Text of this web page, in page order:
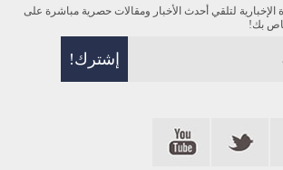
لتلقي أحدث الأخبار ومقالات حصرية مباشرة على
بك!